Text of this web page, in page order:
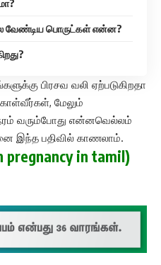
வேண்டிய பொருட்கள் என்ன?
பிரசவ வலி ஏற்படுகிறதா
மேலும்
வரும்போது என்னவெல்லம்
இந்த பதிவில் காணலாம்.
pregnancy in tamil)